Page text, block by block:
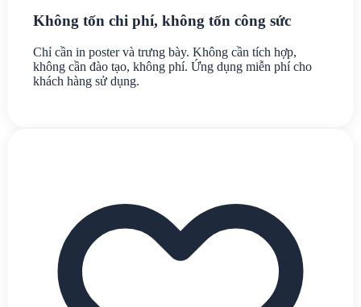
Không tốn chi phí, không tốn công sức
Chỉ cần in poster và trưng bày. Không cần tích hợp,
không cần đào tạo, không phí. Ứng dụng miễn phí cho
khách hàng sử dụng.